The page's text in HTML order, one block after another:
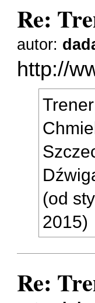
Re:
autor:
http://
(od
2015)
Re: